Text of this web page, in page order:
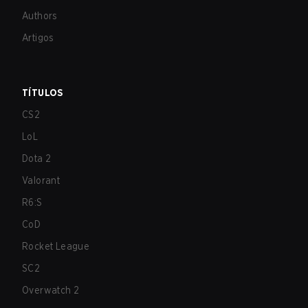
Authors
Artigos
TÍTULOS
CS2
LoL
Dota 2
Valorant
R6:S
CoD
Rocket League
SC2
Overwatch 2